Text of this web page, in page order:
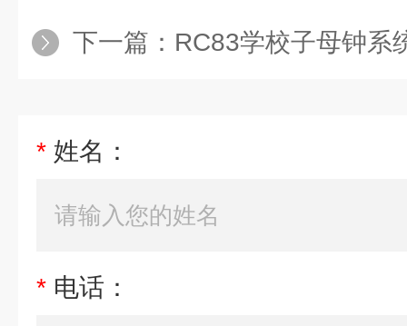
下一篇： RC83学校子母钟系
* 姓名：
* 电话：